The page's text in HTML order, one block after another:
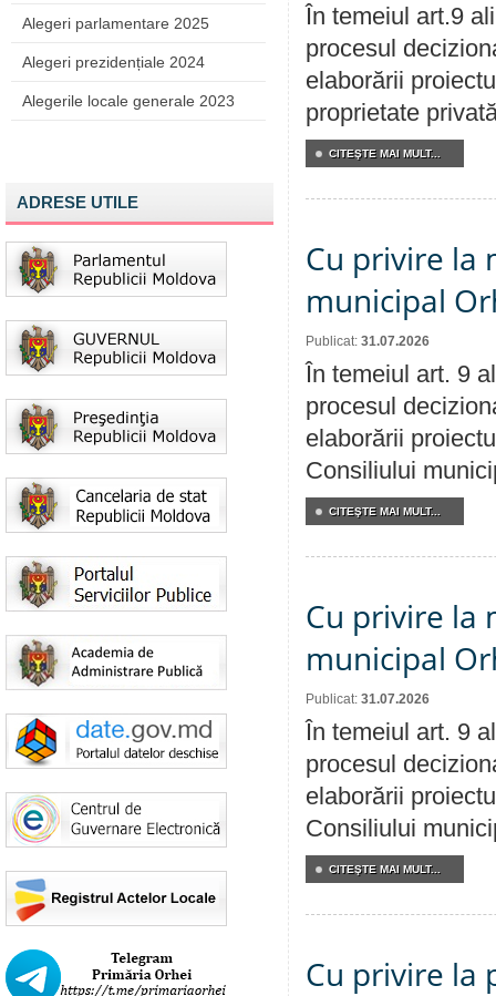
Alegeri parlamentare 2025
Alegeri prezidențiale 2024
Alegerile locale generale 2023
ADRESE UTILE
În temeiul art.9
procesul
elaborării
proprietate
CITEŞTE MAI MULT...
Cu privire la
municipal
Publicat: 31.07.2026
În temeiul art. 9
procesul
elaborării
Consiliului
CITEŞTE MAI MULT...
Cu privire la
municipal
Publicat: 31.07.2026
În temeiul art. 9
procesul
elaborării
Consiliului
CITEŞTE MAI MULT...
Cu privire la